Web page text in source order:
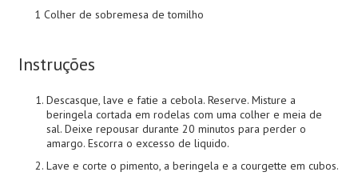
1 Colher de sobremesa de tomilho
Instruções
Descasque, lave e fatie a cebola. Reserve. Misture a
beringela cortada em rodelas com uma colher e meia de
sal. Deixe repousar durante 20 minutos para perder o
amargo. Escorra o excesso de liquido.
Lave e corte o pimento, a beringela e a courgette em cubos.